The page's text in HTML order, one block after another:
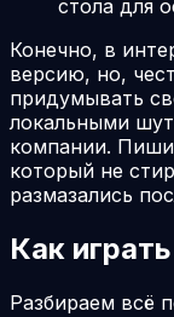
стола для
Конечно, в
версию, но,
придумывать
локальными
компании.
который не
размазались
Как
Разбираем всё